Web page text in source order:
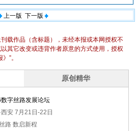
上一版 下一版